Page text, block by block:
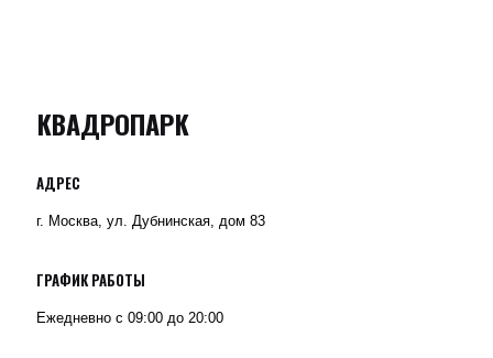
КВАДРОПАРК
АДРЕС
г. Москва, ул. Дубнинская, дом 83
ГРАФИК РАБОТЫ
Ежедневно с 09:00 до 20:00